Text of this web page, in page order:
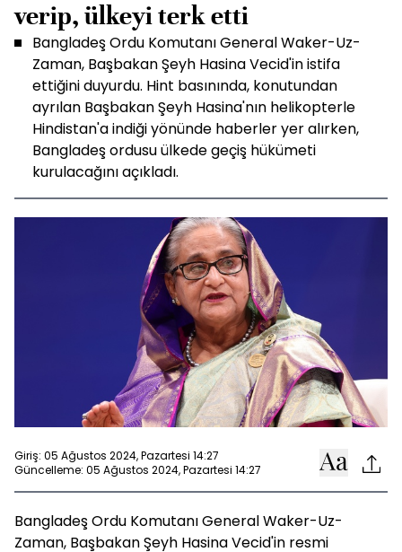
verip, ülkeyi terk etti
Bangladeş Ordu Komutanı General Waker-Uz-
Zaman, Başbakan Şeyh Hasina Vecid'in istifa
ettiğini duyurdu. Hint basınında, konutundan
ayrılan Başbakan Şeyh Hasina'nın helikopterle
Hindistan'a indiği yönünde haberler yer alırken,
Bangladeş ordusu ülkede geçiş hükümeti
kurulacağını açıkladı.
Giriş: 05 Ağustos 2024, Pazartesi 14:27
Güncelleme: 05 Ağustos 2024, Pazartesi 14:27
Bangladeş Ordu Komutanı General Waker-Uz-
Zaman, Başbakan Şeyh Hasina Vecid'in resmi